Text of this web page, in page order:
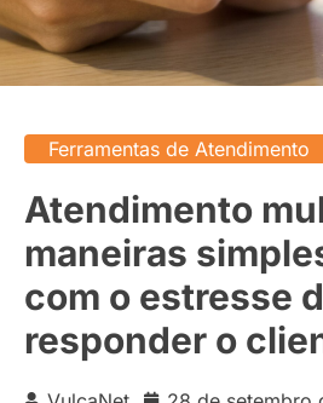
Ferramentas de Atendimento
Atendimento
maneiras
com o estresse
responder o